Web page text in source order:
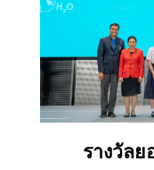
รางวัลย